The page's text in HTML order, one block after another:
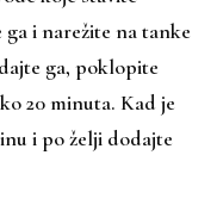
i narežite na tanke
ga, poklopite
20 minuta. Kad je
i po želji dodajte